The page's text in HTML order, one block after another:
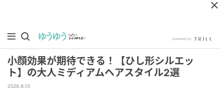
小顔効果が期待できる！【ひし形シルエッ
ト】の大人ミディアムヘアスタイル2選
2026.6.10